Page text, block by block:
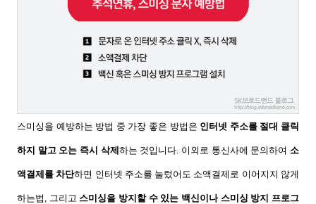
스미싱을 예방하는 방법 중 가장 좋은 방법은 인터넷 주소를 절대 클릭
하지 말고 오는 즉시 삭제 하는 것입니다. 이외로 통신사에 문의하여 소
액결제를 차단하면 인터넷 주소를 눌렀어도 소액결제로 이어지지 않게
하는법, 그리고 스미싱을 방지할 수 있는 백신이나 스미싱 방지 프로그